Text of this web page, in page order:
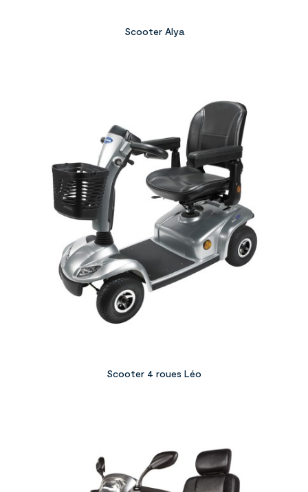
Scooter Alya
Scooter 4 roues Léo